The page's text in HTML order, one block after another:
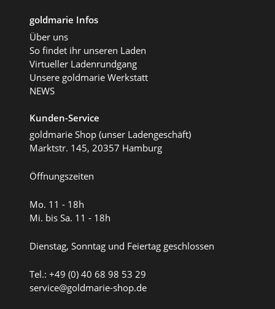
goldmarie Infos
Über uns
So findet ihr unseren Laden
Virtueller Ladenrundgang
Unsere goldmarie Werkstatt
NEWS
Kunden-Service
goldmarie Shop (unser Ladengeschäft)
Marktstr. 145, 20357 Hamburg
Öffnungszeiten
Mo. 11 - 18h
Mi. bis Sa. 11 - 18h
Dienstag, Sonntag und Feiertag geschlossen
Tel.: +49 (0) 40 68 98 53 29
service@goldmarie-shop.de